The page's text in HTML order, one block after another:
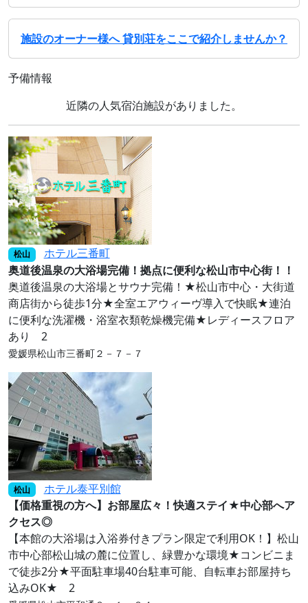
施設のオーナー様へ 貸別荘をここで紹介しませんか？
予備情報
近隣の人気宿泊施設がありました。
松山
ホテル三番町
奥道後温泉の大浴場完備！拠点に便利な松山市中心街！！
奥道後温泉の大浴場とサウナ完備！★松山市中心・大街道
商店街から徒歩1分★全室エアウィーヴ導入で快眠★連泊
に便利な洗濯機・浴室衣類乾燥機完備★レディースフロア
あり 2
愛媛県松山市三番町２－７－７
松山
ホテル泰平別館
【価格重視の方へ】お部屋広々！快適ステイ★中心部へア
クセス◎
【本館の大浴場は入浴券付きプラン限定で利用OK！】松山
市中心部松山城の麓に位置し、緑豊かな環境★コンビニま
で徒歩2分★平面駐車場40台駐車可能、自転車お部屋持ち
込みOK★ 2